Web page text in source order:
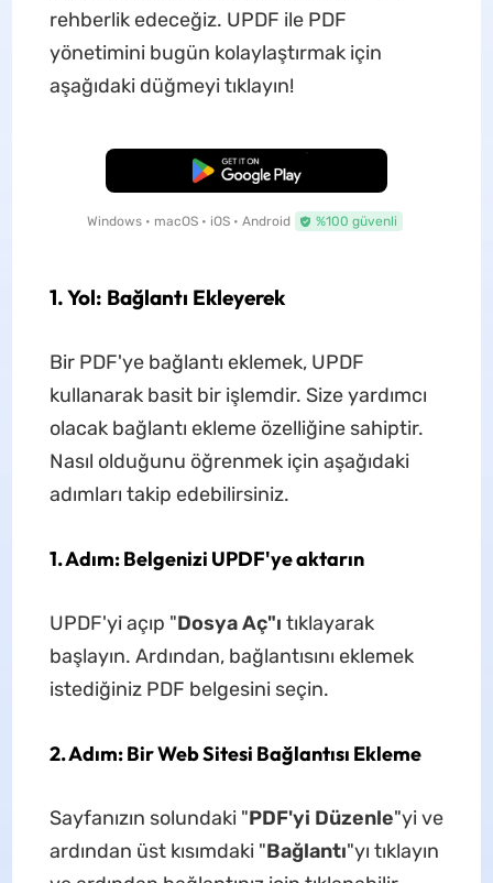
rehberlik edeceğiz. UPDF ile PDF
yönetimini bugün kolaylaştırmak için
aşağıdaki düğmeyi tıklayın!
Ücretsiz İndirme
Windows • macOS • iOS • Android %100 güvenli
1. Yol: Bağlantı Ekleyerek
Bir PDF'ye bağlantı eklemek, UPDF
kullanarak basit bir işlemdir. Size yardımcı
olacak bağlantı ekleme özelliğine sahiptir.
Nasıl olduğunu öğrenmek için aşağıdaki
adımları takip edebilirsiniz.
1. Adım: Belgenizi UPDF'ye aktarın
UPDF'yi açıp "Dosya Aç"ı tıklayarak
başlayın. Ardından, bağlantısını eklemek
istediğiniz PDF belgesini seçin.
2. Adım: Bir Web Sitesi Bağlantısı Ekleme
Sayfanızın solundaki "PDF'yi Düzenle"yi ve
ardından üst kısımdaki "Bağlantı"yı tıklayın